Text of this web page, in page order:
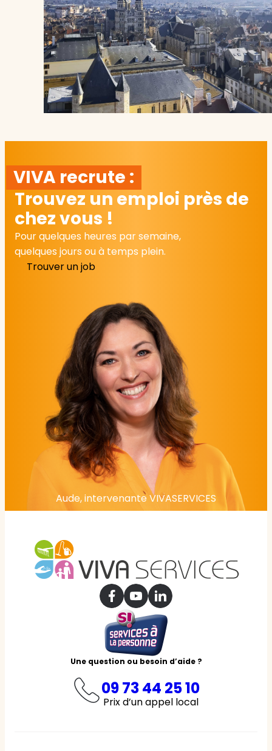
VIVA recrute :
Trouvez un emploi près de
chez vous !
Pour quelques heures par semaine,
quelques jours ou à temps plein.
Trouver un job
Aude, intervenante VIVASERVICES
Une question ou besoin d’aide ?
09 73 44 25 10
Prix d’un appel local